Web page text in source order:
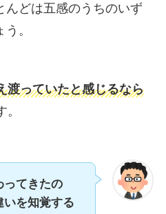
んどは五感のうちのいず
。
渡っていたと感じるなら
。
ってきたの
いを知覚する